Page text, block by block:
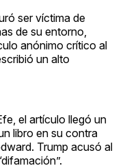
ser víctima de
de su entorno,
anónimo crítico al
un alto
el artículo llegó un
libro en su contra
Trump acusó al